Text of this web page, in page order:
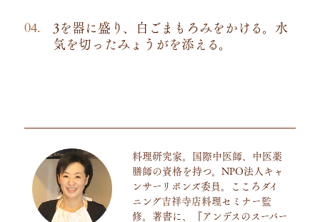
3を器に盛り、白ごまもろみをかける。水
気を切ったみょうがを添える。
料理研究家。国際中医師、中医薬
膳師の資格を持つ。NPO法人キャ
ンサーリボンズ委員。こころダイ
ニング吉祥寺店料理セミナー監
修。著書に、『アンデスのスーパー